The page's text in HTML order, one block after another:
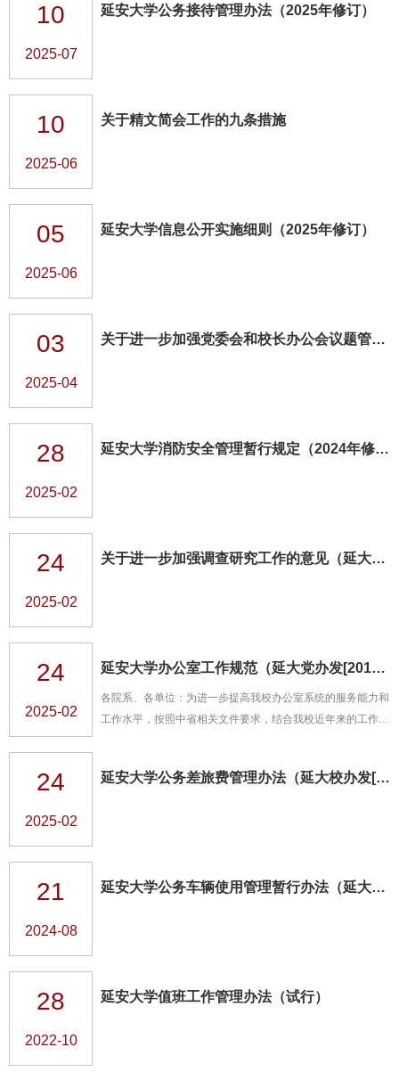
10
2025-07
延安大学公务接待管理办法（2025年修订）
10
2025-06
关于精文简会工作的九条措施
05
2025-06
延安大学信息公开实施细则（2025年修订）
03
2025-04
关于进一步加强党委会和校长办公会议题管理工作的通知
28
2025-02
延安大学消防安全管理暂行规定（2024年修订）
24
2025-02
关于进一步加强调查研究工作的意见（延大党办发[2019]42号）
24
2025-02
延安大学办公室工作规范（延大党办发[2017]12号）
各院系、各单位：为进一步提高我校办公室系统的服务能力和
工作水平，按照中省相关文件要求，结合我校近年来的工作实
24
2025-02
延安大学公务差旅费管理办法（延大校办发[2015]12号）
21
2024-08
延安大学公务车辆使用管理暂行办法（延大发[2013]21号）
28
2022-10
延安大学值班工作管理办法（试行）